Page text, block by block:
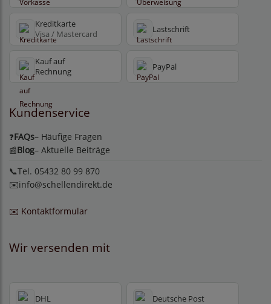
Kreditkarte
Visa / Mastercard Lastschrift
Kauf auf
Rechnung
PayPal
Kundenservice
❓FAQs– Häufige Fragen
📰Blog– Aktuelle Beiträge
📞Tel. 05432 80 99 870
✉️info@schellendirekt.de
✉️ Kontaktformular
Wir versenden mit
DHL Deutsche Post